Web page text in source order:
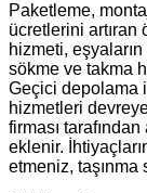
Paketleme,
ücretlerini artıran
hizmeti,
sökme ve takma
Geçici depolama
hizmetleri
firması tarafından
eklenir.
etmeniz,